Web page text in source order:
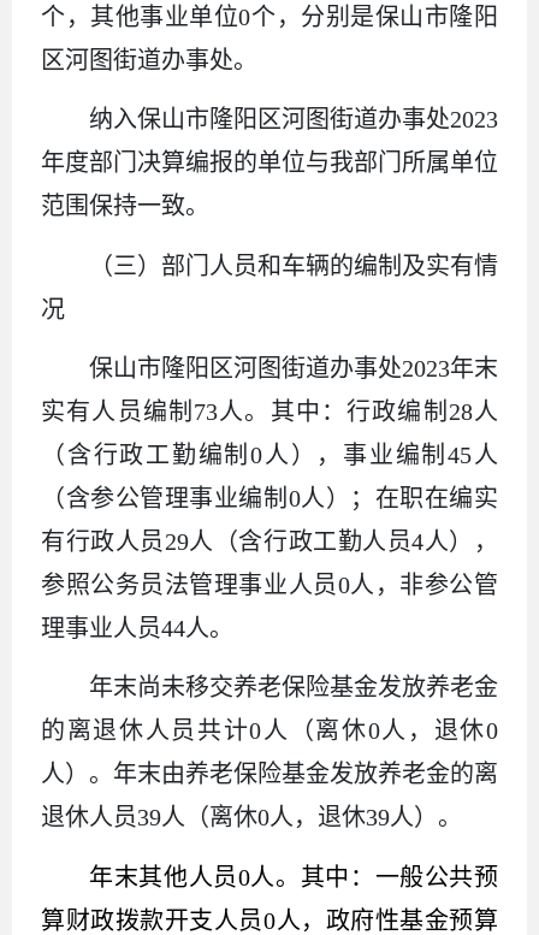
个，其他事业单位0个，分别是保山市隆阳
区河图街道办事处。
纳入保山市隆阳区河图街道办事处2023
年度部门决算编报的单位与我部门所属单位
范围保持一致。
（三）部门人员和车辆的编制及实有情
况
保山市隆阳区河图街道办事处2023年末
实有人员编制73人。其中：行政编制28人
（含行政工勤编制0人），事业编制45人
（含参公管理事业编制0人）；在职在编实
有行政人员29人（含行政工勤人员4人），
参照公务员法管理事业人员0人，非参公管
理事业人员44人。
年末尚未移交养老保险基金发放养老金
的离退休人员共计0人（离休0人，退休0
人）。年末由养老保险基金发放养老金的离
退休人员39人（离休0人，退休39人）。
年末其他人员0人。其中：一般公共预
算财政拨款开支人员0人，政府性基金预算